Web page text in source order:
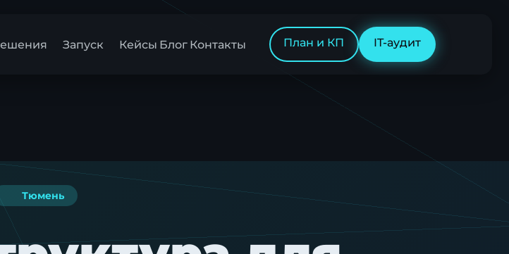
Запуск Кейсы Блог Контакты План и КП IT-аудит
Тюмень